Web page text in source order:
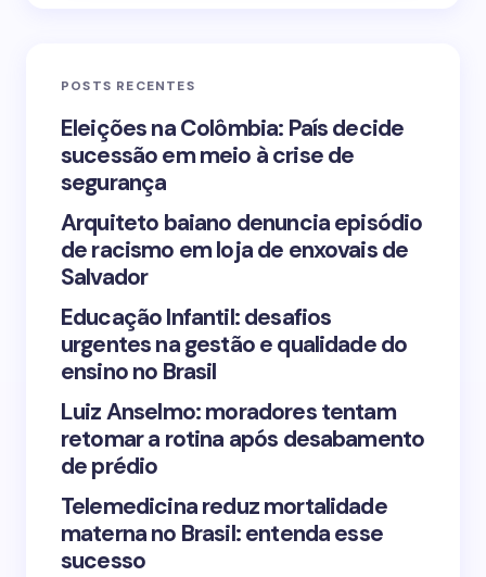
Your Comment *
Save my name and email in this browser for the
Submit Comment
POSTS RECENTES
Eleições na Colômbia: País decide
sucessão em meio à crise de
segurança
Arquiteto baiano denuncia episódio
de racismo em loja de enxovais de
Salvador
Educação Infantil: desafios
urgentes na gestão e qualidade do
ensino no Brasil
Luiz Anselmo: moradores tentam
retomar a rotina após desabamento
de prédio
Telemedicina reduz mortalidade
materna no Brasil: entenda esse
sucesso